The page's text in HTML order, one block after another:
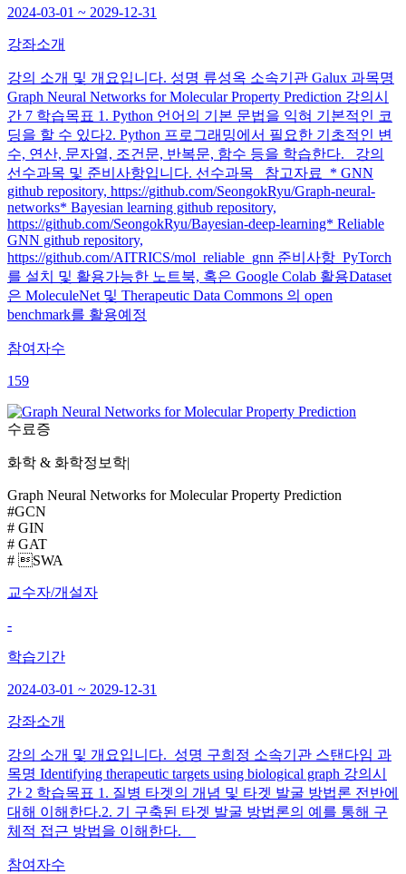
2024-03-01 ~ 2029-12-31
강좌소개
강의 소개 및 개요입니다. 성명 류성옥 소속기관 Galux 과목명
Graph Neural Networks for Molecular Property Prediction 강의시
간 7 학습목표 1. Python 언어의 기본 문법을 익혀 기본적인 코
딩을 할 수 있다2. Python 프로그래밍에서 필요한 기초적인 변
수, 연산, 문자열, 조건문, 반복문, 함수 등을 학습한다. 강의
선수과목 및 준비사항입니다. 선수과목 참고자료 * GNN
github repository, https://github.com/SeongokRyu/Graph-neural-
networks* Bayesian learning github repository,
https://github.com/SeongokRyu/Bayesian-deep-learning* Reliable
GNN github repository,
https://github.com/AITRICS/mol_reliable_gnn 준비사항 PyTorch
를 설치 및 활용가능한 노트북, 혹은 Google Colab 활용Dataset
은 MoleculeNet 및 Therapeutic Data Commons 의 open
benchmark를 활용예정
참여자수
159
수료증
화학 & 화학정보학|
Graph Neural Networks for Molecular Property Prediction
#GCN
# GIN
# GAT
# SWA
교수자/개설자
-
학습기간
2024-03-01 ~ 2029-12-31
강좌소개
강의 소개 및 개요입니다. 성명 구희정 소속기관 스탠다임 과
목명 Identifying therapeutic targets using biological graph 강의시
간 2 학습목표 1. 질병 타겟의 개념 및 타겟 발굴 방법론 전반에
대해 이해한다.2. 기 구축된 타겟 발굴 방법론의 예를 통해 구
체적 접근 방법을 이해한다.
참여자수